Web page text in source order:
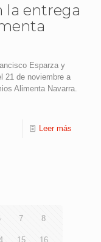
la entrega
Esparza y
21 de noviembre a
Alimenta Navarra.
Leer más
7 8
15 16